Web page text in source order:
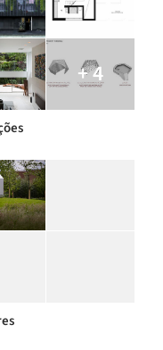
+ 4